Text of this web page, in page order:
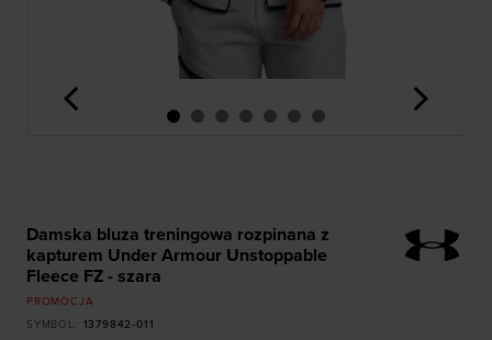
<
Damska bluza treningowa rozpinana z
kapturem Under Armour Unstoppable
Fleece FZ - szara
PROMOCJA
SYMBOL
1379842-011